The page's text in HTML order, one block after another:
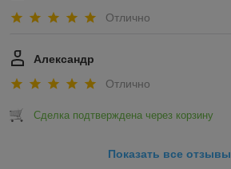
Отлично
Александр
Отлично
Сделка подтверждена через корзину
Показать все отзывы